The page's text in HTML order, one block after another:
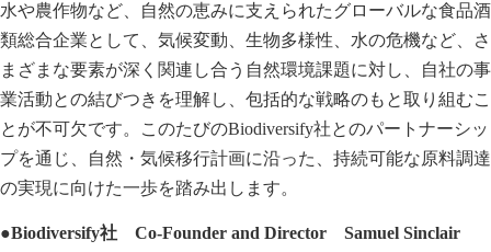
水や農作物など、自然の恵みに支えられたグローバルな食品酒
類総合企業として、気候変動、生物多様性、水の危機など、さ
まざまな要素が深く関連し合う自然環境課題に対し、自社の事
業活動との結びつきを理解し、包括的な戦略のもと取り組むこ
とが不可欠です。このたびのBiodiversify社とのパートナーシッ
プを通じ、自然・気候移行計画に沿った、持続可能な原料調達
の実現に向けた一歩を踏み出します。
●Biodiversify社 Co-Founder and Director Samuel Sinclair